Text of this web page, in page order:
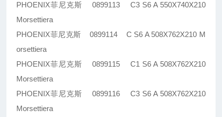
PHOENIX菲尼克斯 0899113 C3 S6 A 550X740X210
Morsettiera
PHOENIX菲尼克斯 0899114 C S6 A 508X762X210 M
orsettiera
PHOENIX菲尼克斯 0899115 C1 S6 A 508X762X210
Morsettiera
PHOENIX菲尼克斯 0899116 C3 S6 A 508X762X210
Morsettiera